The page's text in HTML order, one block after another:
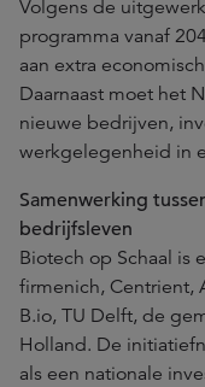
Volgens de
programma vanaf
aan extra
Daarnaast moet het
nieuwe bedrijven,
werkgelegenheid in
Samenwerking
bedrijfsleven
Biotech op Schaal is
firmenich, Centrient,
B.io, TU Delft, de
Holland. De
als een nationale